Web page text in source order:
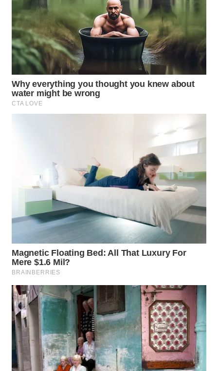
MAJALENGKA
WN
SUBANG
WN
SUKABUMI
PRIANGAN
TIMUR
WN
SEMARANG
WN
SOLO
WN
BOROBUDUR
WN
MADURA
WN